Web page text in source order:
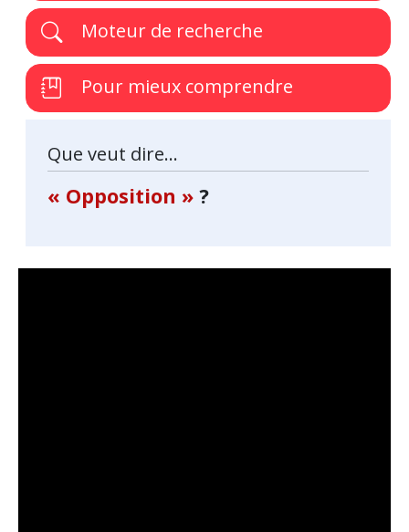
Moteur de recherche
Pour mieux comprendre
Que veut dire...
« Opposition » ?